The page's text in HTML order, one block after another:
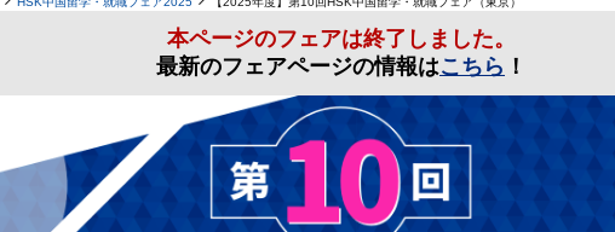
本ページのフェアは終了しました。
最新のフェアページの情報はこちら ！